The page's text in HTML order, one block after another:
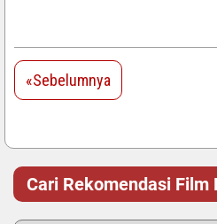
«Sebelumnya
Cari Rekomendasi Film